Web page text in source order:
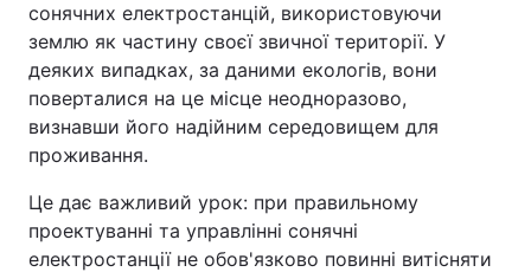
сонячних електростанцій, використовуючи
землю як частину своєї звичної території. У
деяких випадках, за даними екологів, вони
поверталися на це місце неодноразово,
визнавши його надійним середовищем для
проживання.
Це дає важливий урок: при правильному
проектуванні та управлінні сонячні
електростанції не обов'язково повинні витісняти